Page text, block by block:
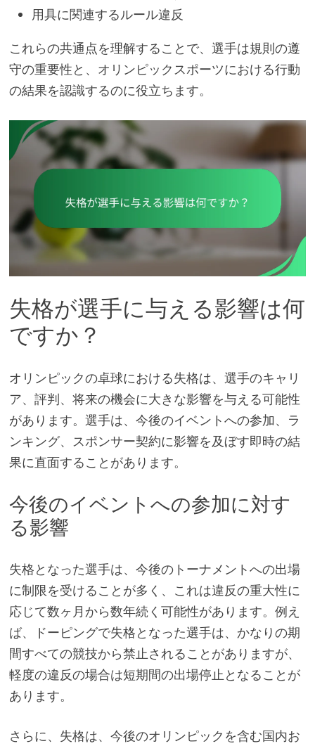
用具に関連するルール違反
これらの共通点を理解することで、選手は規則の遵
守の重要性と、オリンピックスポーツにおける行動
の結果を認識するのに役立ちます。
失格が選手に与える影響は何
ですか？
オリンピックの卓球における失格は、選手のキャリ
ア、評判、将来の機会に大きな影響を与える可能性
があります。選手は、今後のイベントへの参加、ラ
ンキング、スポンサー契約に影響を及ぼす即時の結
果に直面することがあります。
今後のイベントへの参加に対す
る影響
失格となった選手は、今後のトーナメントへの出場
に制限を受けることが多く、これは違反の重大性に
応じて数ヶ月から数年続く可能性があります。例え
ば、ドーピングで失格となった選手は、かなりの期
間すべての競技から禁止されることがありますが、
軽度の違反の場合は短期間の出場停止となることが
あります。
さらに、失格は、今後のオリンピックを含む国内お